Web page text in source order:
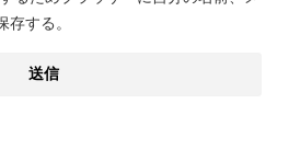
する。